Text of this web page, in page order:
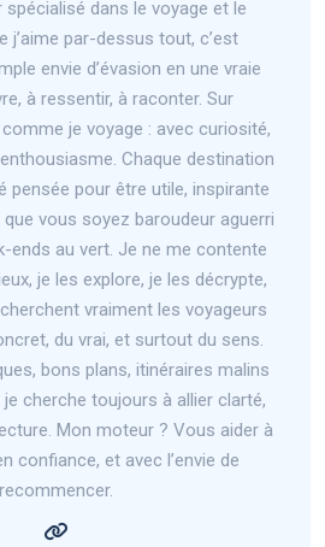
dans le voyage et le
j’aime par-dessus tout, c’est
envie d’évasion en une vraie
à ressentir, à raconter. Sur
comme je voyage : avec curiosité,
Chaque destination
pensée pour être utile, inspirante
vous soyez baroudeur aguerri
ends au vert. Je ne me contente
je les explore, je les décrypte,
vraiment les voyageurs
du vrai, et surtout du sens.
bons plans, itinéraires malins
cherche toujours à allier clarté,
Mon moteur ? Vous aider à
confiance, et avec l’envie de
recommencer.